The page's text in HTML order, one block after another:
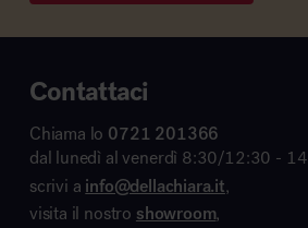
Contattaci
Chiama lo 0721 201366
dal lunedì al venerdì 8:30/12:30 -
scrivi a info@dellachiara.it,
visita il nostro showroom,